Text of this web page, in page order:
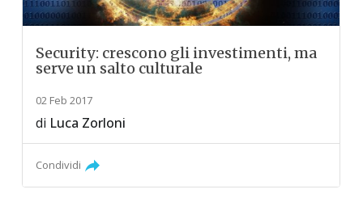
Security: crescono gli investimenti, ma
serve un salto culturale
02 Feb 2017
di Luca Zorloni
Condividi